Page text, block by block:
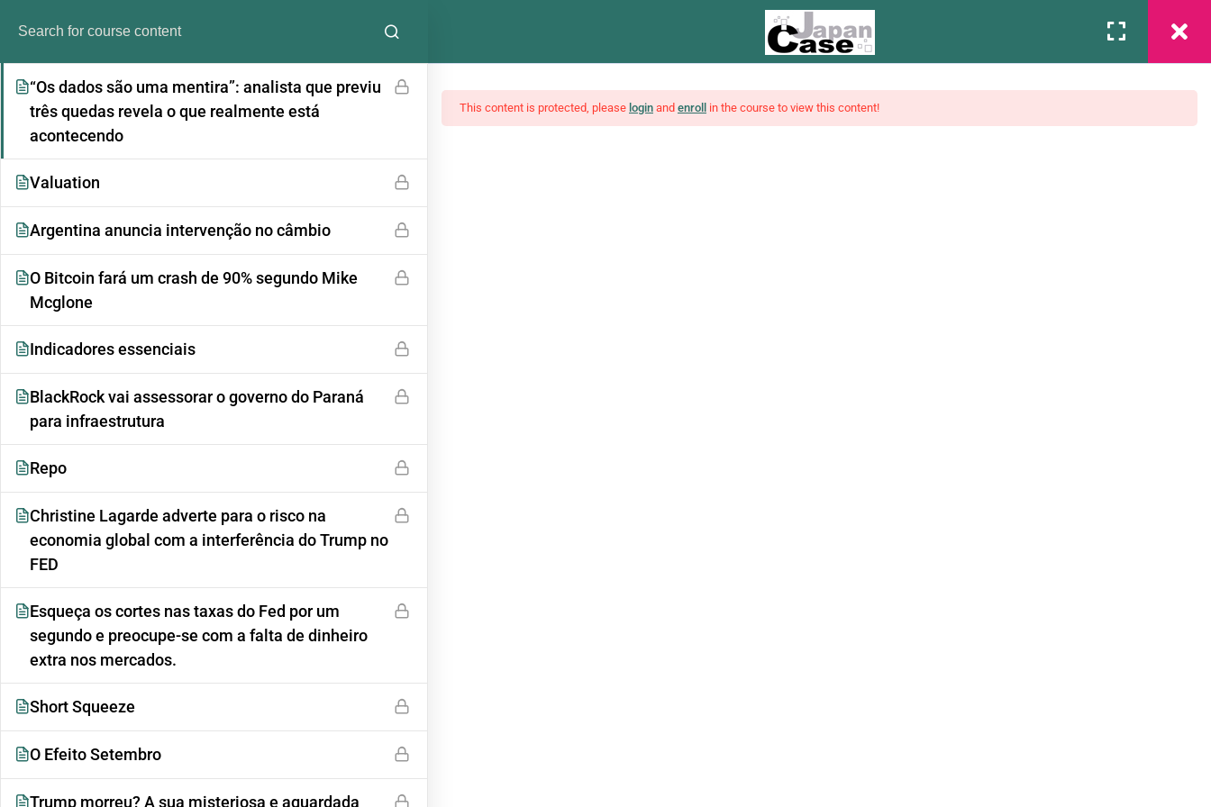
Análises, Notícias E Fundamentos
Análise do Payroll de 5 de Setembro de 2025
“Os dados são uma mentira”: analista que previu
três quedas revela o que realmente está
acontecendo
Valuation
Argentina anuncia intervenção no câmbio
O Bitcoin fará um crash de 90% segundo Mike
Mcglone
Indicadores essenciais
BlackRock vai assessorar o governo do Paraná
para infraestrutura
Repo
Christine Lagarde adverte para o risco na
economia global com a interferência do Trump no
FED
Esqueça os cortes nas taxas do Fed por um
segundo e preocupe-se com a falta de dinheiro
extra nos mercados.
Short Squeeze
O Efeito Setembro
Trump morreu? A sua misteriosa e aguardada
This content is protected, please login and enroll in the course to view this content!